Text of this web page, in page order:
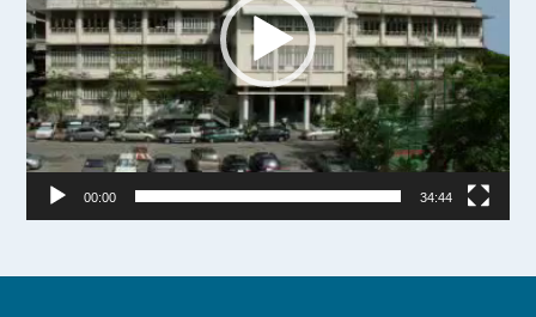
00:00 34:44